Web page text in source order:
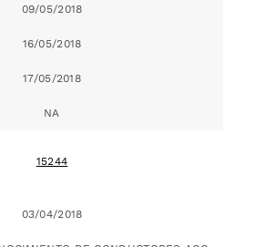
09/05/2018
16/05/2018
17/05/2018
NA
15244
03/04/2018